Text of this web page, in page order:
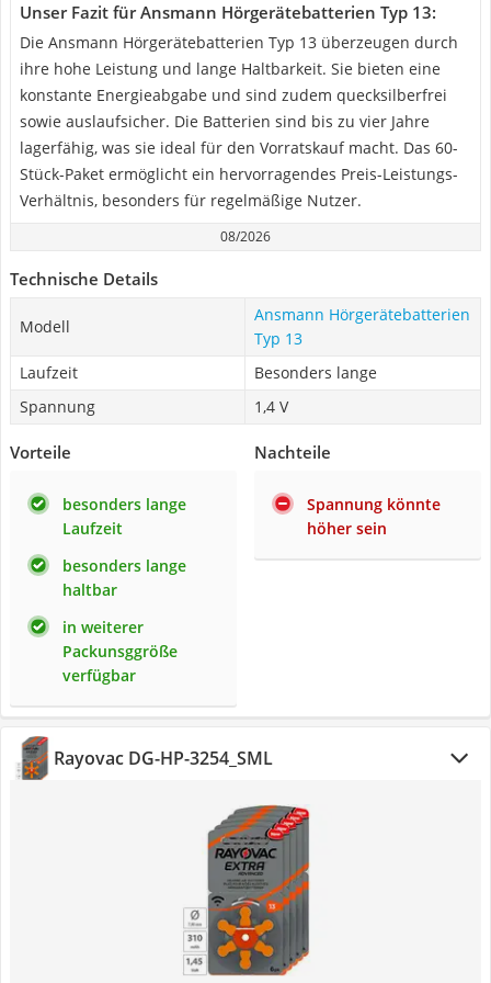
Unser Fazit für Ansmann Hörgerätebatterien Typ 13:
Die Ansmann Hörgerätebatterien Typ 13 überzeugen durch
ihre hohe Leistung und lange Haltbarkeit. Sie bieten eine
konstante Energieabgabe und sind zudem quecksilberfrei
sowie auslaufsicher. Die Batterien sind bis zu vier Jahre
lagerfähig, was sie ideal für den Vorratskauf macht. Das 60-
Stück-Paket ermöglicht ein hervorragendes Preis-Leistungs-
Verhältnis, besonders für regelmäßige Nutzer.
08/2026
Technische Details
Modell
Ansmann Hörgerätebatterien
Typ 13
Laufzeit
Besonders lange
Spannung
1,4 V
Vorteile
besonders lange
Laufzeit
besonders lange
haltbar
in weiterer
Packunsggröße
verfügbar
Nachteile
Spannung könnte
höher sein
Rayovac DG-HP-3254_SML